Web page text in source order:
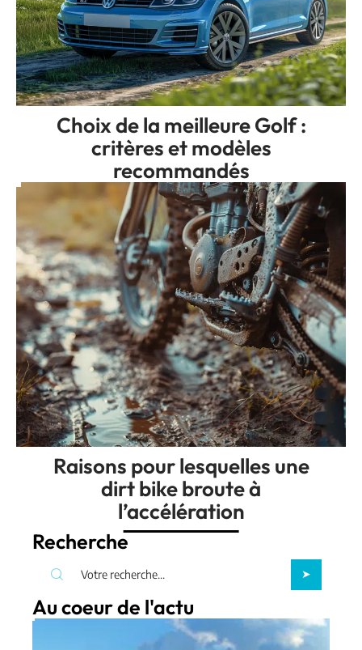
Choix de la meilleure Golf :
critères et modèles
recommandés
Raisons pour lesquelles une
dirt bike broute à
l’accélération
Recherche
Au coeur de l'actu